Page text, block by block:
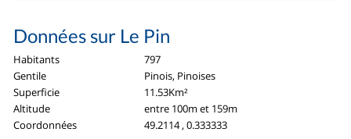
Données sur Le Pin
Habitants
797
Gentile
Pinois, Pinoises
Superficie
11.53Km²
Altitude
entre 100m et 159m
Coordonnées
49.2114 , 0.333333